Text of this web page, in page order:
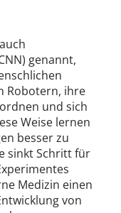
genannt,
Robotern, ihre
und sich
Weise lernen
besser zu
sinkt Schritt für
Medizin einen
von